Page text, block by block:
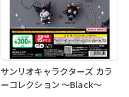
サンリオキャラクターズ カラ
ーコレクション ～Black～